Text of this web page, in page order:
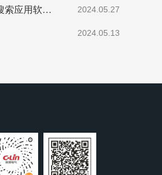
热烈祝贺乐清市知识产权协会“智慧芽”专利搜索应用软件培训会顺利召开 2024.05.27
2024.05.13